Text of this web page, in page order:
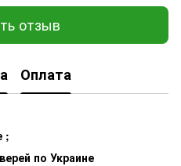
отзыв
Оплата
;
по Украине